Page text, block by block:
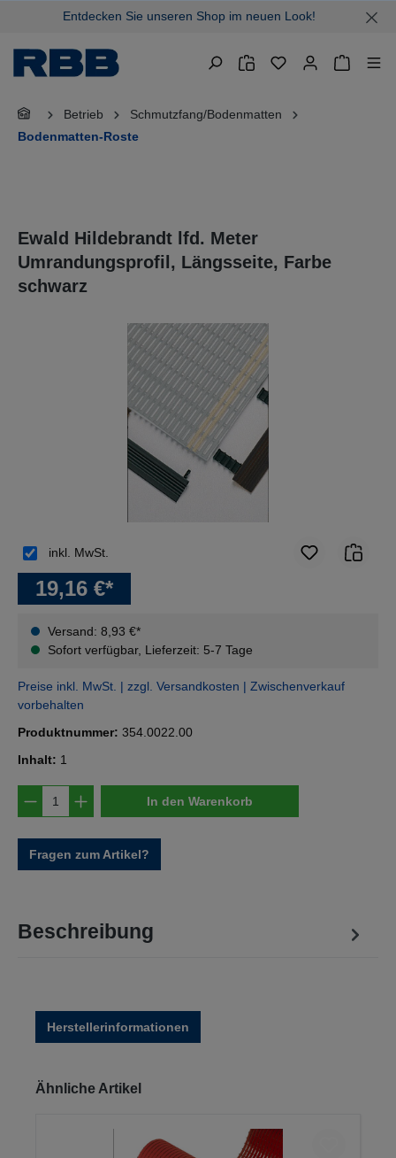
springenEntdecken Sie unseren Shop im neuen Look!
Betrieb
Schmutzfang/Bodenmatten
Bodenmatten-Roste
Ewald Hildebrandt lfd. Meter
Umrandungsprofil, Längsseite, Farbe
schwarz
Bildergalerie überspringen
19,16 €*
Versand: 8,93 €*
Sofort verfügbar, Lieferzeit: 5-7 Tage
inkl. MwSt.
Preise inkl. MwSt. | zzgl. Versandkosten | Zwischenverkauf
vorbehalten
Produktnummer: 354.0022.00
Inhalt: 1
Produkt Anzahl: Gib den gewünschten
In den Warenkorb
Fragen zum Artikel?
Beschreibung
Herstellerinformationen
Produktgalerie überspringen
Ähnliche Artikel